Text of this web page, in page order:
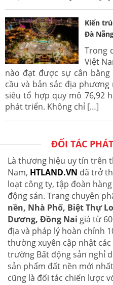
Kiến
Đà
Trong
Việt
nào đạt được sự cân
cầu và bản sắc địa
siêu tổ hợp quy mô 76,92
phát triển. Không chỉ […]
ĐỐI TÁC
Là thương hiệu uy tín trên
Nam, HTLAND.VN đã trở
loạt công ty, tập đoàn
động sản. Trang chuyên
nền, Nhà Phố, Biệt Thự
Dương, Đồng Nai giá từ
địa và pháp lý hoàn chỉnh
thường xuyên cập nhật
trường Bất động sản nghỉ
sản phẩm đất nền mới
cũng là đối tác chiến lược